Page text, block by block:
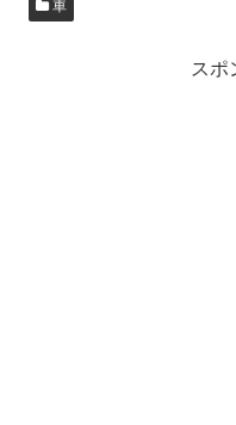
車
スポ